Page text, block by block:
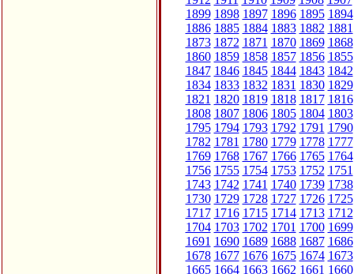
1899 1898 1897 1896 1895 1894
1886 1885 1884 1883 1882 1881
1873 1872 1871 1870 1869 1868
1860 1859 1858 1857 1856 1855
1847 1846 1845 1844 1843 1842
1834 1833 1832 1831 1830 1829
1821 1820 1819 1818 1817 1816
1808 1807 1806 1805 1804 1803
1795 1794 1793 1792 1791 1790
1782 1781 1780 1779 1778 1777
1769 1768 1767 1766 1765 1764
1756 1755 1754 1753 1752 1751
1743 1742 1741 1740 1739 1738
1730 1729 1728 1727 1726 1725
1717 1716 1715 1714 1713 1712
1704 1703 1702 1701 1700 1699
1691 1690 1689 1688 1687 1686
1678 1677 1676 1675 1674 1673
1665 1664 1663 1662 1661 1660